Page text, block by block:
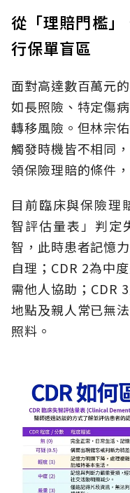
從「理賠門檻
行保單盲區
面對高達數百萬元
如長照險、特定傷
轉移風險。但林宗
觸發時機皆不相同
領保險理賠的條件
目前臨床與保險理
智評估量表」判定
智，此時患者記憶
自理；CDR 2為中
需他人協助；CDR
地點及親人常已無
照料。